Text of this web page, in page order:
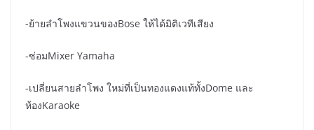
-ย้ายลำโพงแขวนของBose ให้ได้มิติเวทีเสียง
-ซ่อมMixer Yamaha
-เปลี่ยนสายลำโพง ใหม่ที่เป็นทองแดงแท้ทั้งDome และ
ห้องKaraoke